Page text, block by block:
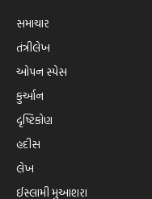
સમાચાર
તંત્રીલેખ
ઓપન સ્પેસ
કુર્આન
દૃષ્ટિકોણ
હદીસ
લેખ
ઈસ્લામી મુઆશરા